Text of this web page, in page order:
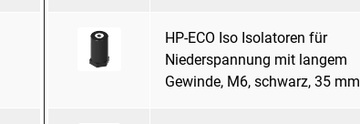
HP-ECO Iso Isolatoren für
Niederspannung mit langem
Gewinde, M6, schwarz, 35 mm